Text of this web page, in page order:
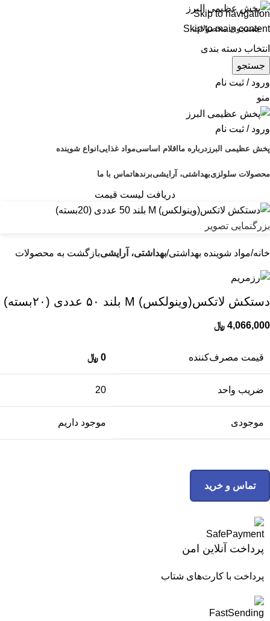
Skip to navigation
Skip to main content
انتخاب دسته بندی
جستجو
ورود / ثبت نام
منو
ورود / ثبت نام
پخش عظیمی البرز درباره مااقلام اساسیمواد غذاییانواع شوینده
محصولات سلولزیبهداشتی، آرایشیبرندهاتماس با ما
دریافت لیست قیمت
بزرگنمایی تصویر
خانه مواد شوینده بهداشتی بهداشتی، آرایشیبازگشت به محصولات
دستکش لاتکس(وینولکس) M بلند ۵۰ عددی (۲۰بسته)
4,066,000 ﷼
قیمت مصرف‌کننده 0 ﷼
ضریب واحد 20
موجودی موجود داریم
تماس و خرید
پرداخت آنلاین امن
پرداخت با کارت‌های شتاب